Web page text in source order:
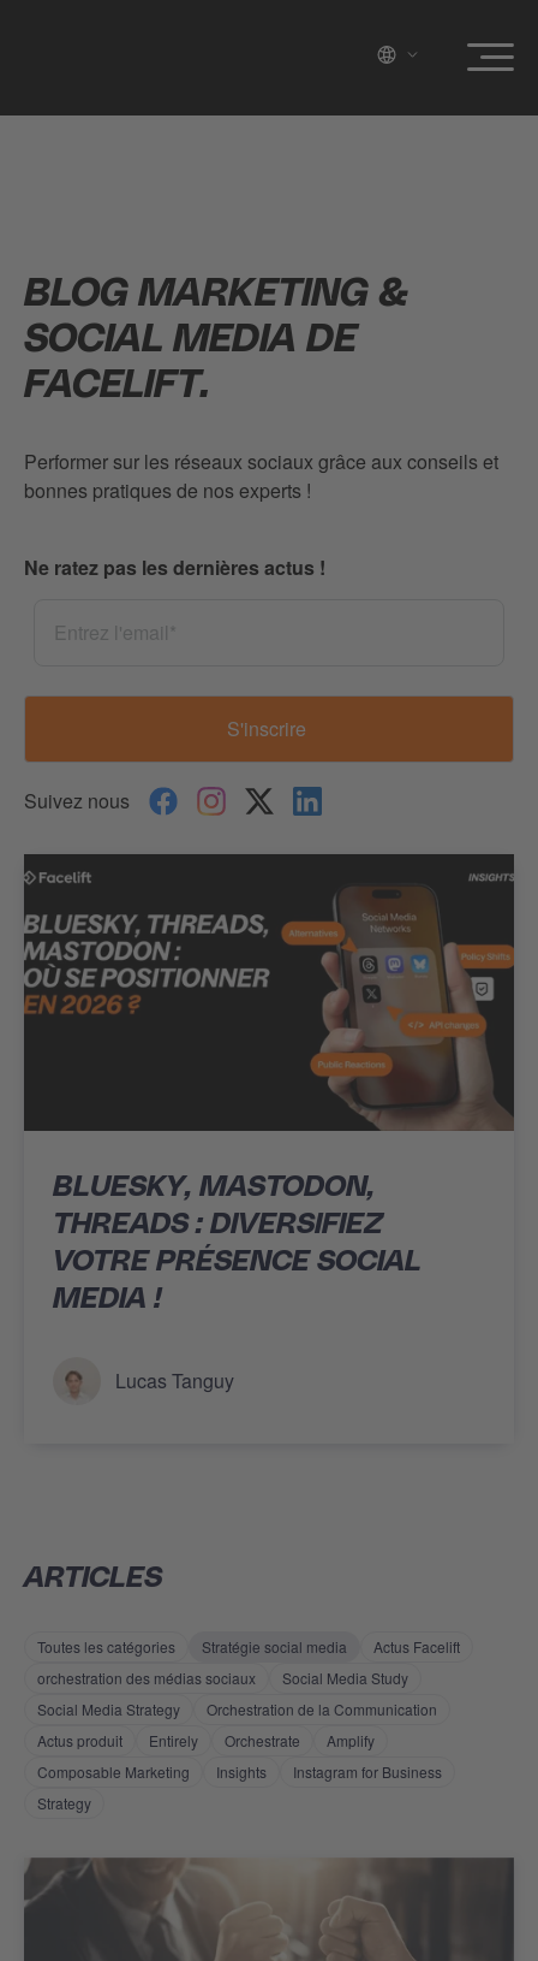
BLOG MARKETING &
SOCIAL MEDIA DE
FACELIFT.
Performer sur les réseaux sociaux grâce aux conseils et
bonnes pratiques de nos experts !
Ne ratez pas les dernières actus !
Suivez nous
BLUESKY, MASTODON,
THREADS : DIVERSIFIEZ
VOTRE PRÉSENCE SOCIAL
MEDIA !
Lucas Tanguy
ARTICLES
Toutes les catégories Stratégie social media
Actus Facelift
orchestration des médias sociaux
Social Media Study
Social Media Strategy
Orchestration de la Communication
Actus produit
Entirely Orchestrate
Amplify
Composable Marketing
Insights
Instagram for Business
Strategy